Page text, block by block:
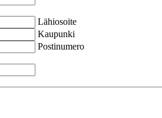
Lähiosoite
Kaupunki
Postinumero